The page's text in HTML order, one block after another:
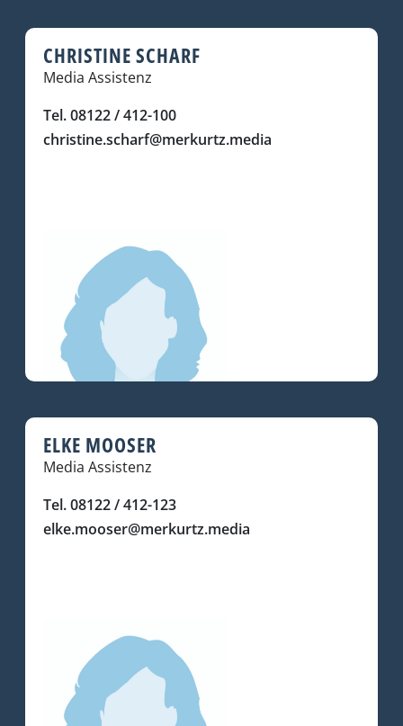
CHRISTINE SCHARF
Media Assistenz
Tel. 08122 / 412-100
christine.scharf@merkurtz.media
ELKE MOOSER
Media Assistenz
Tel. 08122 / 412-123
elke.mooser@merkurtz.media